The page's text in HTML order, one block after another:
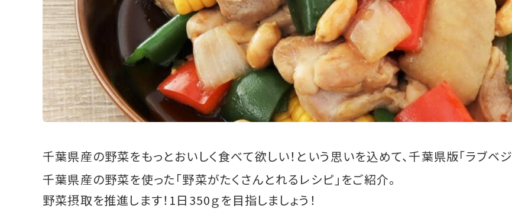
千葉県産の野菜をもっとおいしく食べて欲しい！という思いを込めて、千葉県版「ラブベジ
千葉県産の野菜を使った「野菜がたくさんとれるレシピ」をご紹介。
野菜摂取を推進します！1日350ｇを目指しましょう！